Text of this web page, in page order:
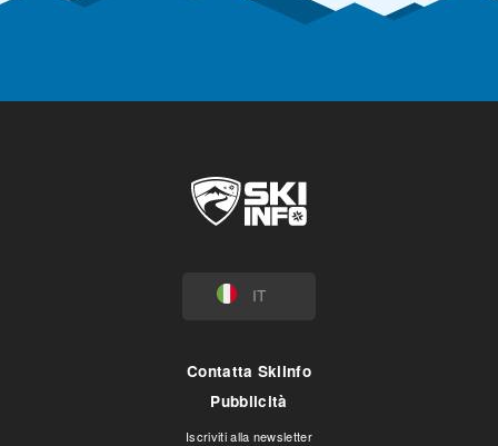
IT
Contatta Skiinfo
Pubblicità
Iscriviti alla newsletter